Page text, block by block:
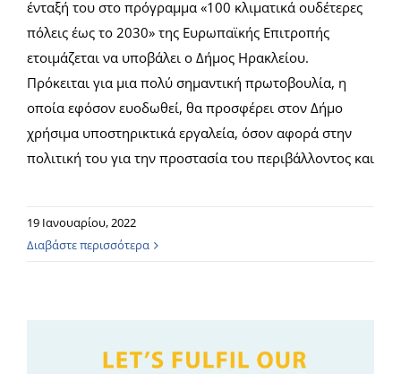
ένταξή του στο πρόγραμμα «100 κλιματικά ουδέτερες
πόλεις έως το 2030» της Ευρωπαϊκής Επιτροπής
ετοιμάζεται να υποβάλει ο Δήμος Ηρακλείου.
Πρόκειται για μια πολύ σημαντική πρωτοβουλία, η
οποία εφόσον ευοδωθεί, θα προσφέρει στον Δήμο
χρήσιμα υποστηρικτικά εργαλεία, όσον αφορά στην
πολιτική του για την προστασία του περιβάλλοντος και
19 Ιανουαρίου, 2022
Διαβάστε περισσότερα